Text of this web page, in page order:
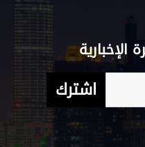
الإخبارية
اشترك